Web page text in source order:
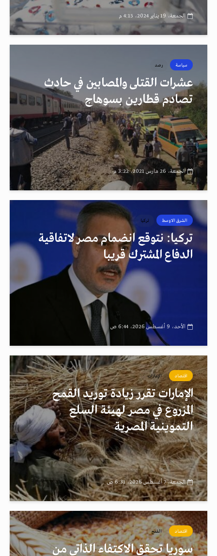
الجمعة، 19 يناير 2024، 4:15 م
سياسة رصد
عشرات القتلى والمصابين في حادث
تصادم قطارين بسوهاج
الجمعة، 26 مارس 2021، 3:22 م
الشرق الاوسط تركيا
تركيا: نتوقع انضمام مصر لاتفاقية
الدفاع المشترك قريبا
الأحد، 9 أغسطس 2026، 6:44 ص
اقتصاد الإمارات
الإمارات تقرر زيادة توريد القمح
المزروع في مصر لهيئة السلع
التموينية المصرية
الجمعة، 7 أغسطس 2026، 6:31 ص
اقتصاد القمح
سوريا تحقق الاكتفاء الذاتي من